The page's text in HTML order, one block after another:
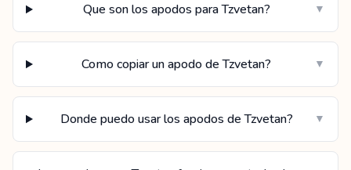
Que son los apodos para Tzvetan? ▼
Como copiar un apodo de Tzvetan? ▼
Donde puedo usar los apodos de Tzvetan? ▼